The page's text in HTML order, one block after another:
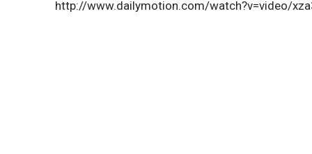
http://www.dailymotion.com/watch?v=video/